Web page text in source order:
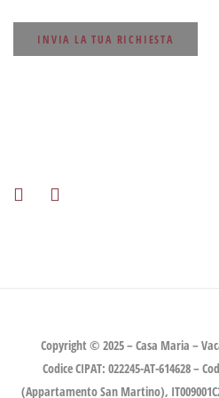
INVIA LA TUA RICHIESTA
Copyright © 2025 – Casa Maria –
Codice CIPAT: 022245-AT-614628 –
(Appartamento San Martino),